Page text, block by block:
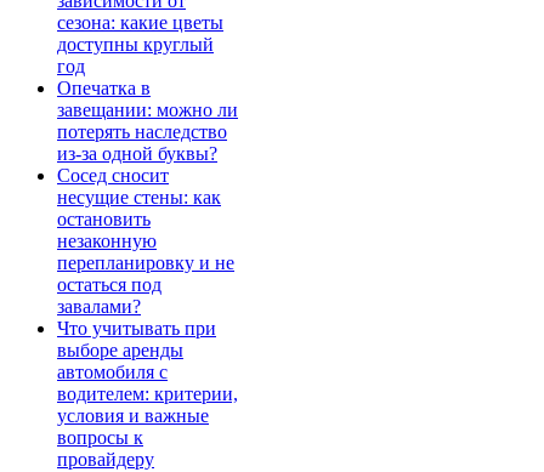
сезона: какие цветы
доступны круглый
год
Опечатка в
завещании: можно ли
потерять наследство
из-за одной буквы?
Сосед сносит
несущие стены: как
остановить
незаконную
перепланировку и не
остаться под
завалами?
Что учитывать при
выборе аренды
автомобиля с
водителем: критерии,
условия и важные
вопросы к
провайдеру